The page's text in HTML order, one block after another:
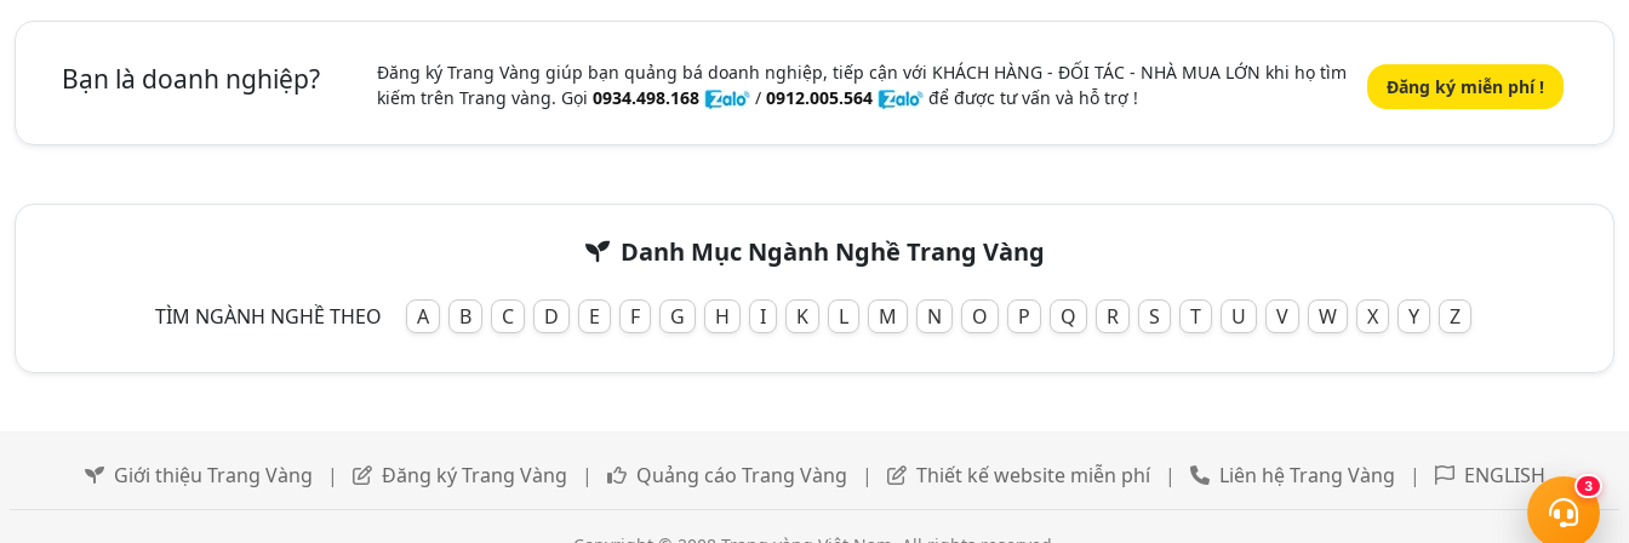
3
Bạn là doanh nghiệp?
Đăng ký Trang Vàng giúp bạn quảng bá doanh nghiệp, tiếp cận với KHÁCH HÀNG - ĐỐI TÁC - NHÀ MUA LỚN khi họ tìm
kiếm trên Trang vàng. Gọi 0934.498.168 / 0912.005.564 để được tư vấn và hỗ trợ ! Đăng ký miễn phí !
Danh Mục Ngành Nghề Trang Vàng
TÌM NGÀNH NGHỀ THEO A B C D E F G H I K L M N O P Q R S T U V W X Y Z
Giới thiệu Trang Vàng | Đăng ký Trang Vàng | Quảng cáo Trang Vàng | Thiết kế website miễn phí | Liên hệ Trang Vàng | ENGLISH